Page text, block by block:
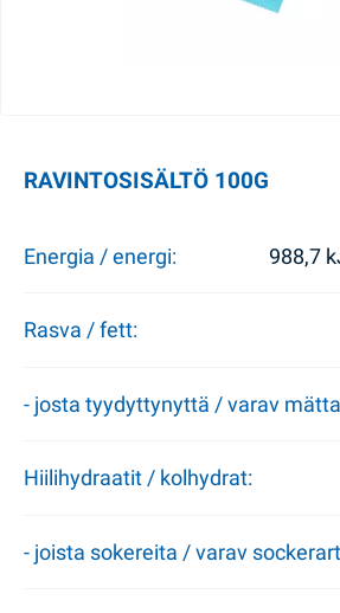
RAVINTOSISÄLTÖ 100G
Energia / energi: 988,7
Rasva / fett:
- josta tyydyttynyttä / varav
Hiilihydraatit / kolhydrat:
- joista sokereita / varav